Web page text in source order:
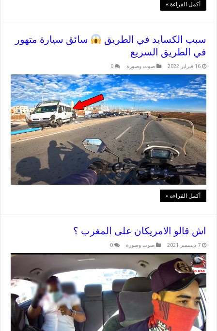
أكمل القراءة »
سبب الكسايد في الطريق
سائق سيارة متهور
في الطريق السريع
16 فبراير 2022 صوت وصورة 0
أكمل القراءة »
اش قالو الامريكان على المغرب ؟
7 ديسمبر 2021 صوت وصورة 0